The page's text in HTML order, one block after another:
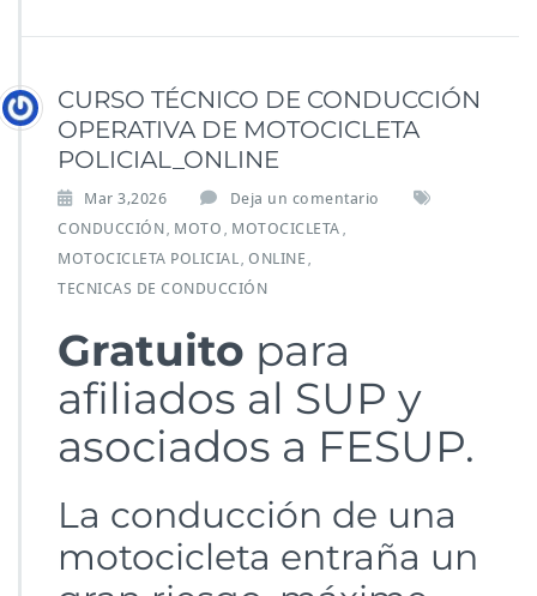
CURSO TÉCNICO DE CONDUCCIÓN
OPERATIVA DE MOTOCICLETA
POLICIAL_ONLINE
Mar 3,2026
Deja un comentario
CONDUCCIÓN, MOTO , MOTOCICLETA ,
MOTOCICLETA POLICIAL, ONLINE ,
TECNICAS DE CONDUCCIÓN
Gratuito para
afiliados al SUP y
asociados a FESUP.
La conducción de una
motocicleta entraña un